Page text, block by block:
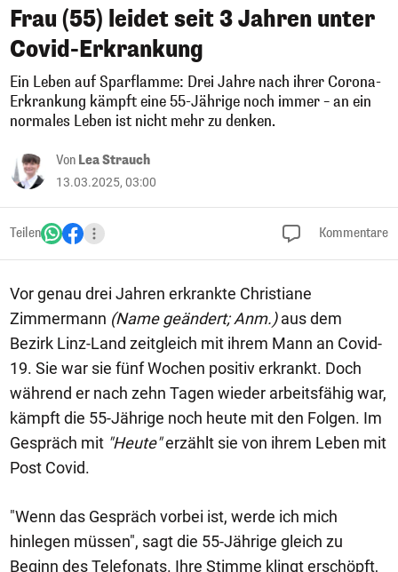
Frau (55) leidet seit 3 Jahren unter
Covid-Erkrankung
Ein Leben auf Sparflamme: Drei Jahre nach ihrer Corona-
Erkrankung kämpft eine 55-Jährige noch immer – an ein
normales Leben ist nicht mehr zu denken.
Von Lea Strauch
13.03.2025, 03:00
Teilen Kommentare
Vor genau drei Jahren erkrankte Christiane
Zimmermann (Name geändert; Anm.)aus dem
Bezirk Linz-Land zeitgleich mit ihrem Mann an Covid-
19. Sie war sie fünf Wochen positiv erkrankt. Doch
während er nach zehn Tagen wieder arbeitsfähig war,
kämpft die 55-Jährige noch heute mit den Folgen. Im
Gespräch mit "Heute"erzählt sie von ihrem Leben mit
Post Covid.
"Wenn das Gespräch vorbei ist, werde ich mich
hinlegen müssen", sagt die 55-Jährige gleich zu
Beginn des Telefonats. Ihre Stimme klingt erschöpft,